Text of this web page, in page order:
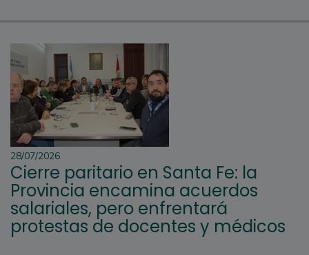
28/07/2026
Cierre paritario en Santa Fe: la
Provincia encamina acuerdos
salariales, pero enfrentará
protestas de docentes y médicos